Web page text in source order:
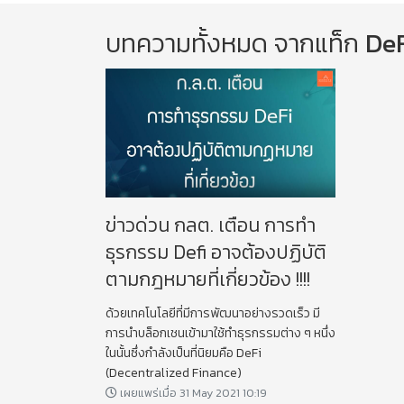
บทความทั้งหมด จากแท็ก
ข่าวด่วน กลต. เตือน การทำ
ธุรกรรม Defi อาจต้องปฏิบัติ
ตามกฎหมายที่เกี่ยวข้อง !!!!
ด้วยเทคโนโลยีที่มีการพัฒนาอย่างรวดเร็ว มี
การนำบล็อกเชนเข้ามาใช้ทำธุรกรรมต่าง ๆ หนึ่ง
ในนั้นซึ่งกำลังเป็นที่นิยมคือ DeFi
(Decentralized Finance)
เผยแพร่เมื่อ 31 May 2021 10:19